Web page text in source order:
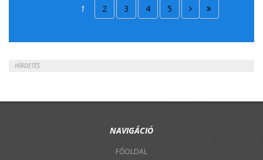
2018. Április 15.
1 2 3 4 5
HÍRDETÉS
NAVIGÁCIÓ
FŐOLDAL